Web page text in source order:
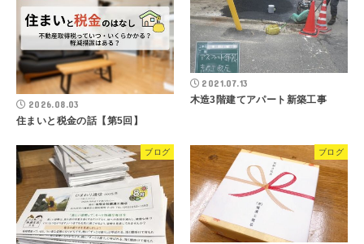
2026.08.03
住まいと税金の話【第5回】
2021.07.13
木造3階建てアパート新築工事
ブログ ブログ